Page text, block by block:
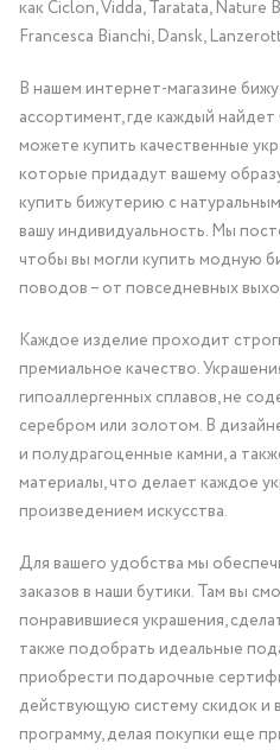
как Ciclon, Vidda, Taratata,
Francesca Bianchi, Dansk,
В нашем интернет-магазине
ассортимент, где каждый найдет
можете купить качественные
которые придадут вашему
купить бижутерию с
вашу индивидуальность. Мы
чтобы вы могли купить модную
поводов – от повседневных
Каждое изделие проходит
премиальное качество.
гипоаллергенных сплавов, не
серебром или золотом. В
и полудрагоценные камни, а
материалы, что делает каждое
произведением искусства.
Для вашего удобства мы
заказов в наши бутики. Там вы
понравившиеся украшения,
также подобрать идеальные
приобрести подарочные
действующую систему скидок и
программу, делая покупки еще